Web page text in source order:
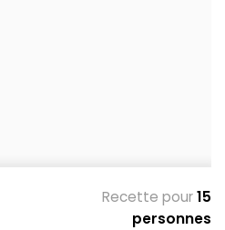
Recette pour15
personnes